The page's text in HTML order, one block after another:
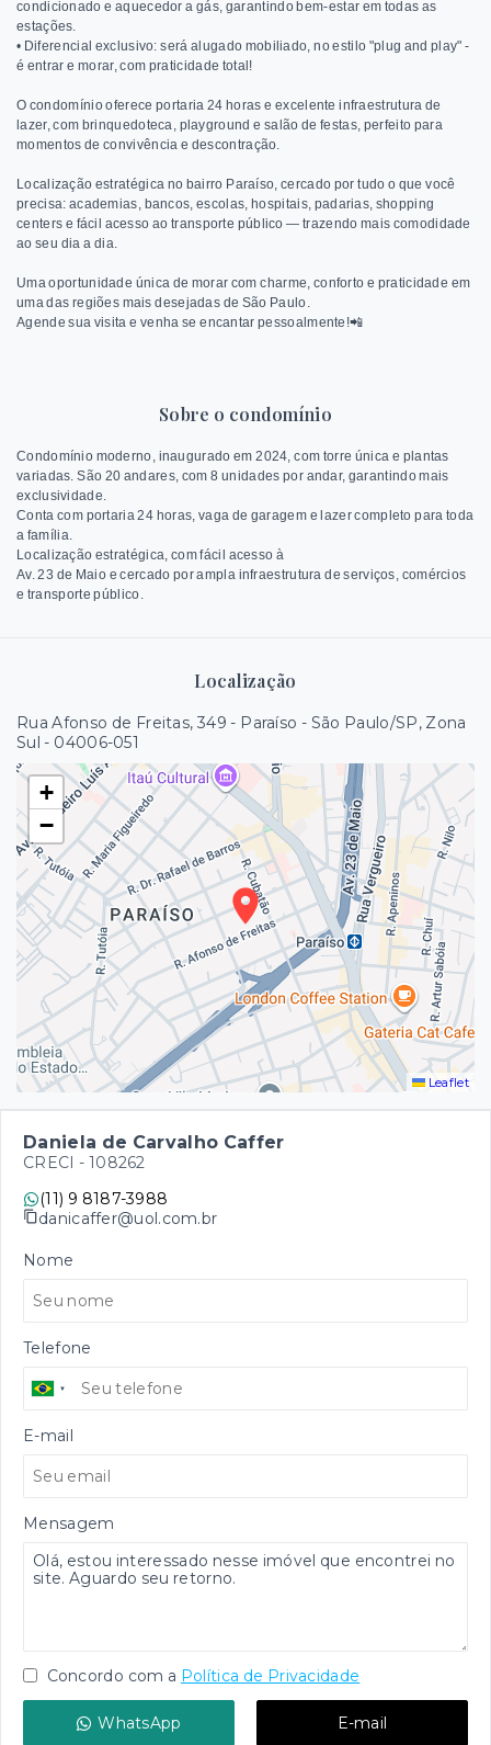
condicionado e aquecedor a gás, garantindo bem-estar em todas as
estações.
• Diferencial exclusivo: será alugado mobiliado, no estilo "plug and play" -
é entrar e morar, com praticidade total!
O condomínio oferece portaria 24 horas e excelente infraestrutura de
lazer, com brinquedoteca, playground e salão de festas, perfeito para
momentos de convivência e descontração.
Localização estratégica no bairro Paraíso, cercado por tudo o que você
precisa: academias, bancos, escolas, hospitais, padarias, shopping
centers e fácil acesso ao transporte público — trazendo mais comodidade
ao seu dia a dia.
Uma oportunidade única de morar com charme, conforto e praticidade em
uma das regiões mais desejadas de São Paulo.
Agende sua visita e venha se encantar pessoalmente!📲
Sobre o condomínio
Condomínio moderno, inaugurado em 2024, com torre única e plantas
variadas. São 20 andares, com 8 unidades por andar, garantindo mais
exclusividade.
Conta com portaria 24 horas, vaga de garagem e lazer completo para toda
a família.
Localização estratégica, com fácil acesso à
Av. 23 de Maio e cercado por ampla infraestrutura de serviços, comércios
e transporte público.
Localização
Rua Afonso de Freitas, 349 - Paraíso - São Paulo/SP, Zona
Sul - 04006-051
+
−
Leaflet
Daniela de Carvalho Caffer
CRECI - 108262
(11) 9 8187-3988
danicaffer@uol.com.br
Nome
Telefone
E-mail
Mensagem
Concordo com a Política de Privacidade
WhatsApp E-mail